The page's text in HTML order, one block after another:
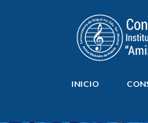
INICIO